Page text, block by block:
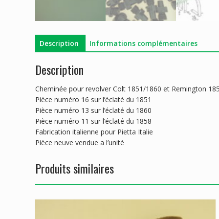
Description Informations complémentaires
Description
Cheminée pour revolver Colt 1851/1860 et Remington
Pièce numéro 16 sur l’éclaté du 1851
Pièce numéro 13 sur l’éclaté du 1860
Pièce numéro 11 sur l’éclaté du 1858
Fabrication italienne pour Pietta Italie
Pièce neuve vendue a l’unité
Produits similaires